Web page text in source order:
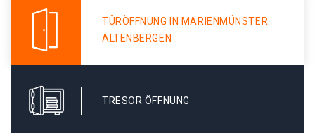
TÜRÖFFNUNG IN MARIENMÜNSTER
ALTENBERGEN
TRESOR ÖFFNUNG